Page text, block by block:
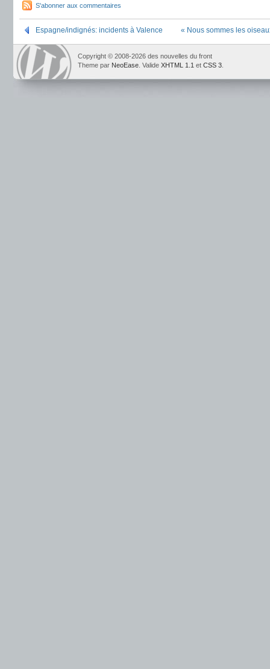
S'abonner aux commentaires
Espagne/indignés: incidents à Valence « Nous sommes les
Copyright © 2008-2026 des nouvelles du front
Theme par NeoEase . Valide XHTML 1.1 et CSS 3